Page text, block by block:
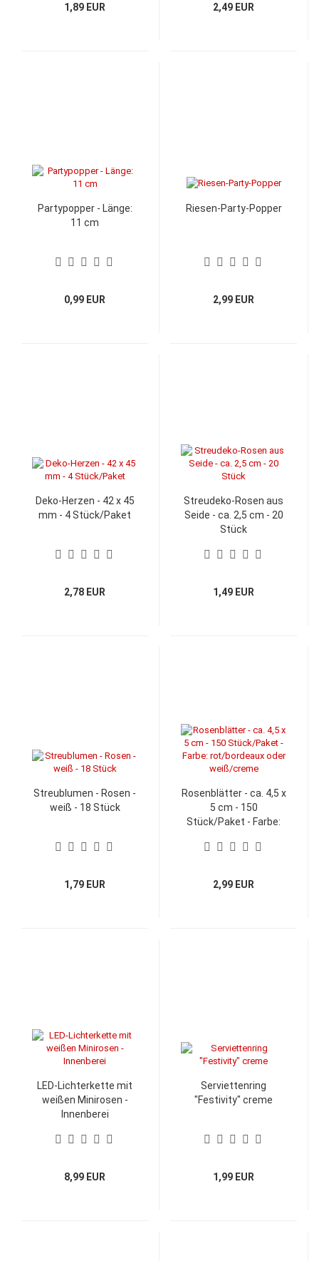
1,89 EUR 2,49 EUR
Partypopper - Länge:
11 cm
0,99 EUR
Riesen-Party-Popper
2,99 EUR
Deko-Herzen - 42 x 45
mm - 4 Stück/Paket
2,78 EUR
Streudeko-Rosen aus
Seide - ca. 2,5 cm - 20
Stück
1,49 EUR
Streublumen - Rosen -
weiß - 18 Stück
1,79 EUR
Rosenblätter - ca. 4,5 x
5 cm - 150
Stück/Paket - Farbe:
weiß/creme
2,99 EUR
LED-Lichterkette mit
weißen Minirosen -
Innenberei
8,99 EUR
Serviettenring
"Festivity" creme
1,99 EUR